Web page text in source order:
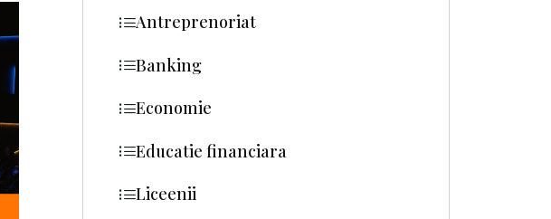
Antreprenoriat
Banking
Economie
Educatie financiara
Liceenii